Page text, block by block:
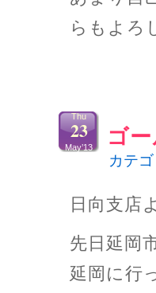
らもよろ
ゴ
Thu
23
May’13
カテ
日向支店
先日延岡
延岡に行